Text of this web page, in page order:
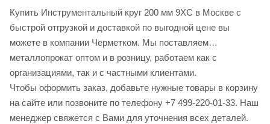
Купить Инструментальный круг 200 мм 9ХС в Москве с
быстрой отгрузкой и доставкой по выгодной цене вы
можете в компании Черметком. Мы поставляем
металлопрокат оптом и в розницу, работаем как с
организациями, так и с частными клиентами.
Чтобы оформить заказ, добавьте нужные товары в корзину
на сайте или позвоните по телефону +7 499-220-01-33. Наш
менеджер свяжется с Вами для уточнения всех деталей.